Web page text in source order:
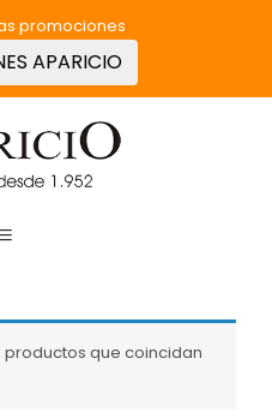
promociones
APARICIO
“clothes”
que coincidan